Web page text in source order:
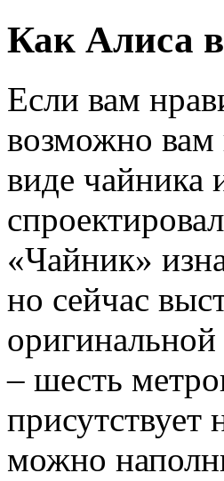
Как Алиса
Если вам
возможно вам
виде чайника
«Чайник»
но сейчас
– шесть
можно